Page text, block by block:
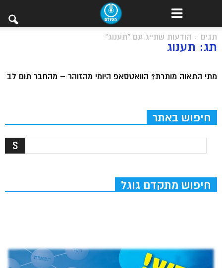
תגים הודעות שתייג עם "תענוג"
תג: תענוג
מתי התאוה מותרת? הוואטסאפ היומי מהזוהר – מהחבר תום לב
חיפוש באתר
חיפוש מתקדם גוגל